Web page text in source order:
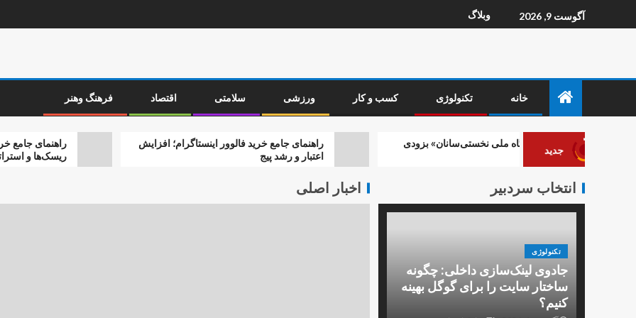
آگوست 9, 2026 وبلاگ
خانه تکنولوژی کسب و کار ورزشی سلامتی اقتصاد فرهنگ وهنر
جدید
راهنمای جامع خرید فالوور
ریسک‌ها و استراتژی‌های
راهنمای جامع خرید فالوور اینستاگرام؛ افزایش
اعتبار و رشد پیج
اولین «آزمایشگاه ملی نخستی‌سانان» بزودی
افتتاح می شود
انتخاب سردبیر
تکنولوژی
جادوی لینک‌سازی داخلی: چگونه
ساختار سایت را برای گوگل بهینه
کنیم؟
اخبار اصلی